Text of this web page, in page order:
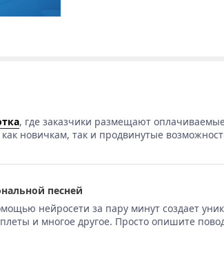
, где заказчики размещают
новичкам, так и продвинутые
песней
нейросети за пару минут создает
и многое другое. Просто опишите